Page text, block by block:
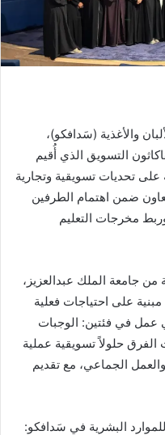
والأغذية (سَدافكو)،
التسويق الذي أُقيم
تحديات تسويقية وتجارية
ضمن اهتمام الطرفين
وربط مخرجات التعليم
30 طالبًا وطالبة من جامعة الملك عبدالعزيز،
على احتياجات فعلية
عمل في فئتين: الوجبات
حلولاً تسويقية عملية
الجماعي، مع تقديم
البشرية في سَدافكو: